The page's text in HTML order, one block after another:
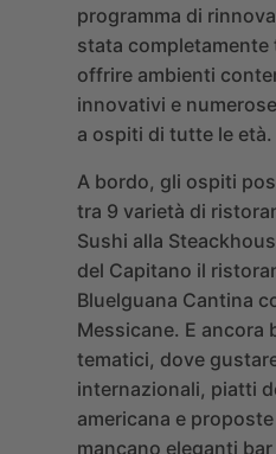
programma di
stata
offrire ambienti
innovativi e
a ospiti di tutte le età.
A bordo, gli ospiti
tra 9 varietà di
Sushi alla
del Capitano il
Bluelguana Cantina
Messicane. E ancora
tematici, dove
internazionali, piatti
americana e
mancano eleganti